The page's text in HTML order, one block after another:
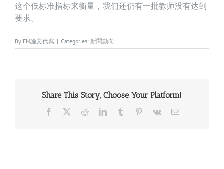
这个低标准指标来衡量，我们还仍有一批教师没有达到
要求。
By EM論文代寫 | Categories: 新聞動向
Share This Story, Choose Your Platform!
Facebook RedditLinkedInTumblr Pinterest
Vk Email